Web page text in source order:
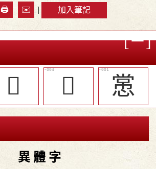
🖨️ ✉️ | 加入筆記
󱬌 󱬋 㦂
異 體 字